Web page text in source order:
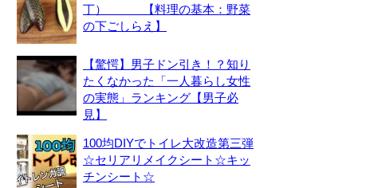
丁） 【料理の基本：野菜
の下ごしらえ】
【驚愕】男子ドン引き！？知り
たくなかった「一人暮らし女性
の実態」ランキング【男子必
見】
100均DIYでトイレ大改造第三弾
☆セリアリメイクシート☆キッ
チンシート☆